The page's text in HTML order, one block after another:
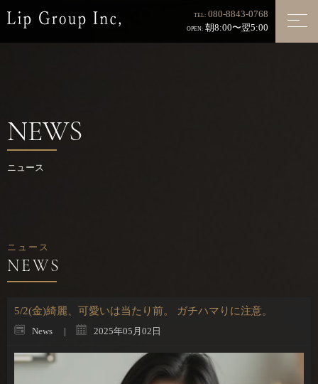
TEL: 080-8843-0768
OPEN: 朝8:00〜翌5:00
NEWS
ニュース
ニュース
5/2(金)綺麗、可愛いは当たり前。 ガチハマりに注意。
News 2025年05月02日